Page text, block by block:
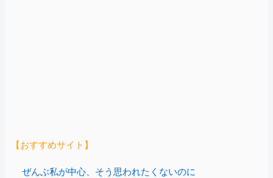
【おすすめサイト】
ぜんぶ私が中心、そう思われたくないのに